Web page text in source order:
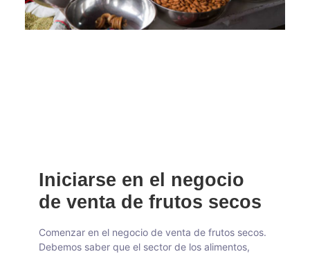
Iniciarse en el negocio
de venta de frutos secos
Comenzar en el negocio de venta de frutos secos.
Debemos saber que el sector de los alimentos,